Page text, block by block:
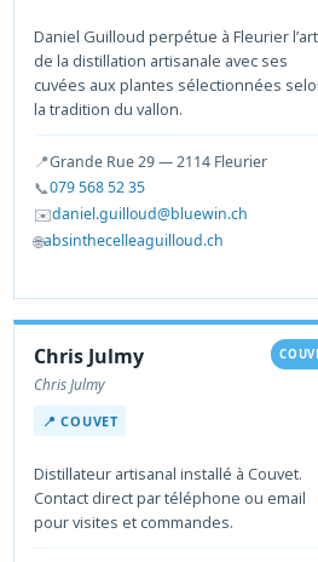
Daniel Guilloud perpétue à Fleurier l’art
de la distillation artisanale avec ses
cuvées aux plantes sélectionnées
la tradition du vallon.
📍Grande Rue 29 — 2114 Fleurier
📞079 568 52 35
✉️daniel.guilloud@bluewin.ch
🌐absinthecelleaguilloud.ch
Chris Julmy
Chris Julmy
📍 COUVET
Distillateur artisanal installé à Couvet.
Contact direct par téléphone ou email
pour visites et commandes.